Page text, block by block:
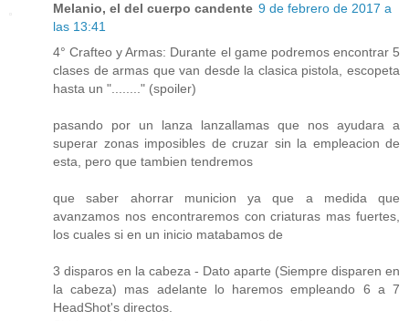
Melanio, el del cuerpo candente 9 de febrero de 2017 a
las 13:41
4° Crafteo y Armas: Durante el game podremos encontrar 5
clases de armas que van desde la clasica pistola, escopeta
hasta un "........" (spoiler)
pasando por un lanza lanzallamas que nos ayudara a
superar zonas imposibles de cruzar sin la empleacion de
esta, pero que tambien tendremos
que saber ahorrar municion ya que a medida que
avanzamos nos encontraremos con criaturas mas fuertes,
los cuales si en un inicio matabamos de
3 disparos en la cabeza - Dato aparte (Siempre disparen en
la cabeza) mas adelante lo haremos empleando 6 a 7
HeadShot's directos.